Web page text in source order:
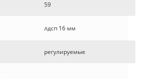
59
лдсп 16 мм
регулируемые